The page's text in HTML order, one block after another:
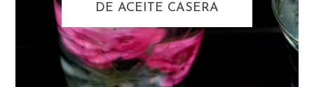
DE ACEITE CASERA